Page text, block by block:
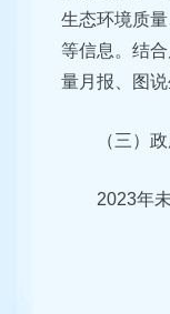
生态环境质
等信息。结
量月报、图
（三）
2023年